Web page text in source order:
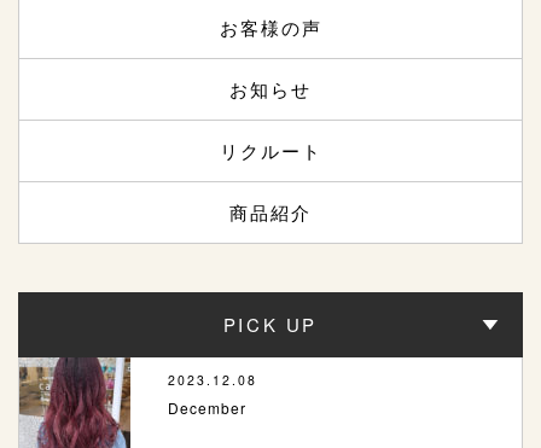
お客様の声
お知らせ
リクルート
商品紹介
PICK UP
2023.12.08
December